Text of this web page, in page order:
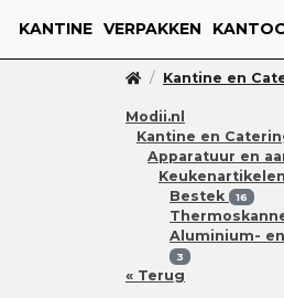
KANTINE VERPAKKEN
Kantine en
Modii.nl
Kantine en
Apparatuur en
Keukenartikelen
Bestek 16
Aluminium-
3
« Terug